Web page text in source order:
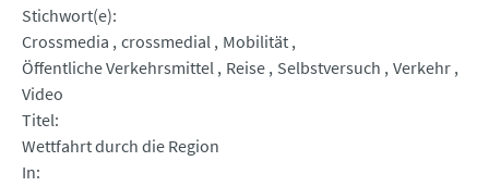
Stichwort(e)
Crossmedia crossmedial Mobilität
Öffentliche Verkehrsmittel Reise Selbstversuch Verkehr
Video
Titel
Wettfahrt durch die Region
In